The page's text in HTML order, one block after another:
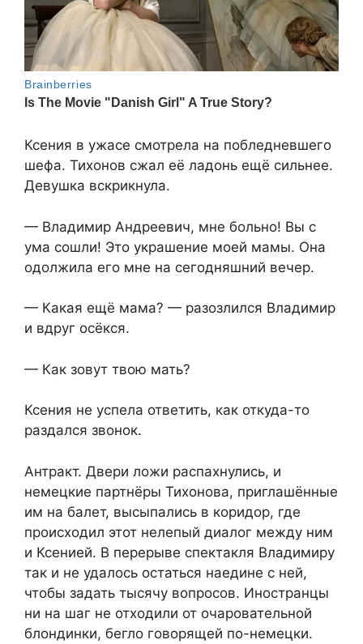
Ксения в ужасе смотрела на побледневшего
шефа. Тихонов сжал её ладонь ещё сильнее.
Девушка вскрикнула.
— Владимир Андреевич, мне больно! Вы с
ума сошли! Это украшение моей мамы. Она
одолжила его мне на сегодняшний вечер.
— Какая ещё мама? — разозлился Владимир
и вдруг осёкся.
— Как зовут твою мать?
Ксения не успела ответить, как откуда-то
раздался звонок.
Антракт. Двери ложи распахнулись, и
немецкие партнёры Тихонова, приглашённые
им на балет, высыпались в коридор, где
происходил этот нелепый диалог между ним
и Ксенией. В перерыве спектакля Владимиру
так и не удалось остаться наедине с ней,
чтобы задать тысячу вопросов. Иностранцы
ни на шаг не отходили от очаровательной
блондинки, бегло говорящей по-немецки.